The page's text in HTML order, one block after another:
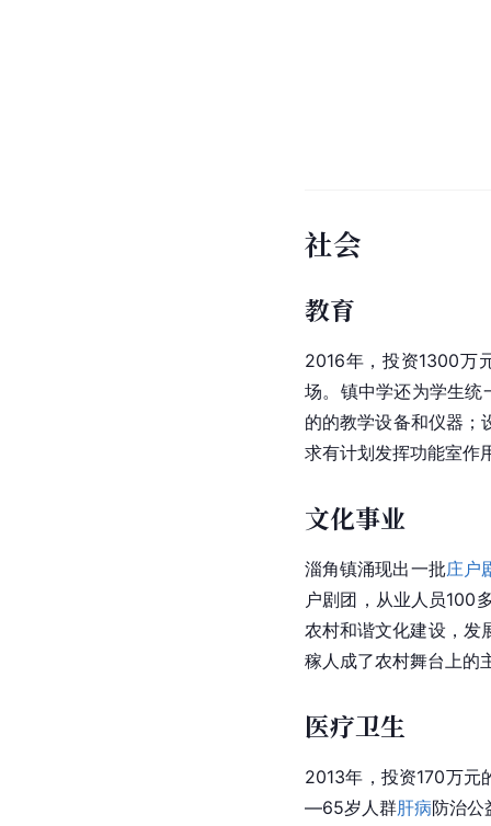
社会
教育
2016年，投资1300万
场。镇中学还为学生
的的教学设备和仪器；
求有计划发挥功能室作
文化事业
淄角镇涌现出一批庄户
户剧团，从业人员100
农村和谐文化建设，发
稼人成了农村舞台上的
医疗卫生
2013年，投资170万元
—65岁人群肝病防治公